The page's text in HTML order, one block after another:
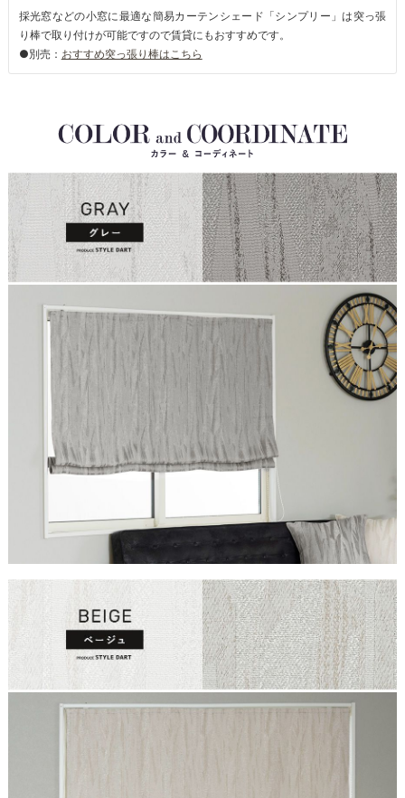
採光窓などの小窓に最適な簡易カーテンシェード「シンプリー」は突っ張
り棒で取り付けが可能ですので賃貸にもおすすめです。
●別売： おすすめ突っ張り棒はこちら